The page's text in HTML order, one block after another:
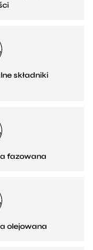
składniki
fazowana
olejowana